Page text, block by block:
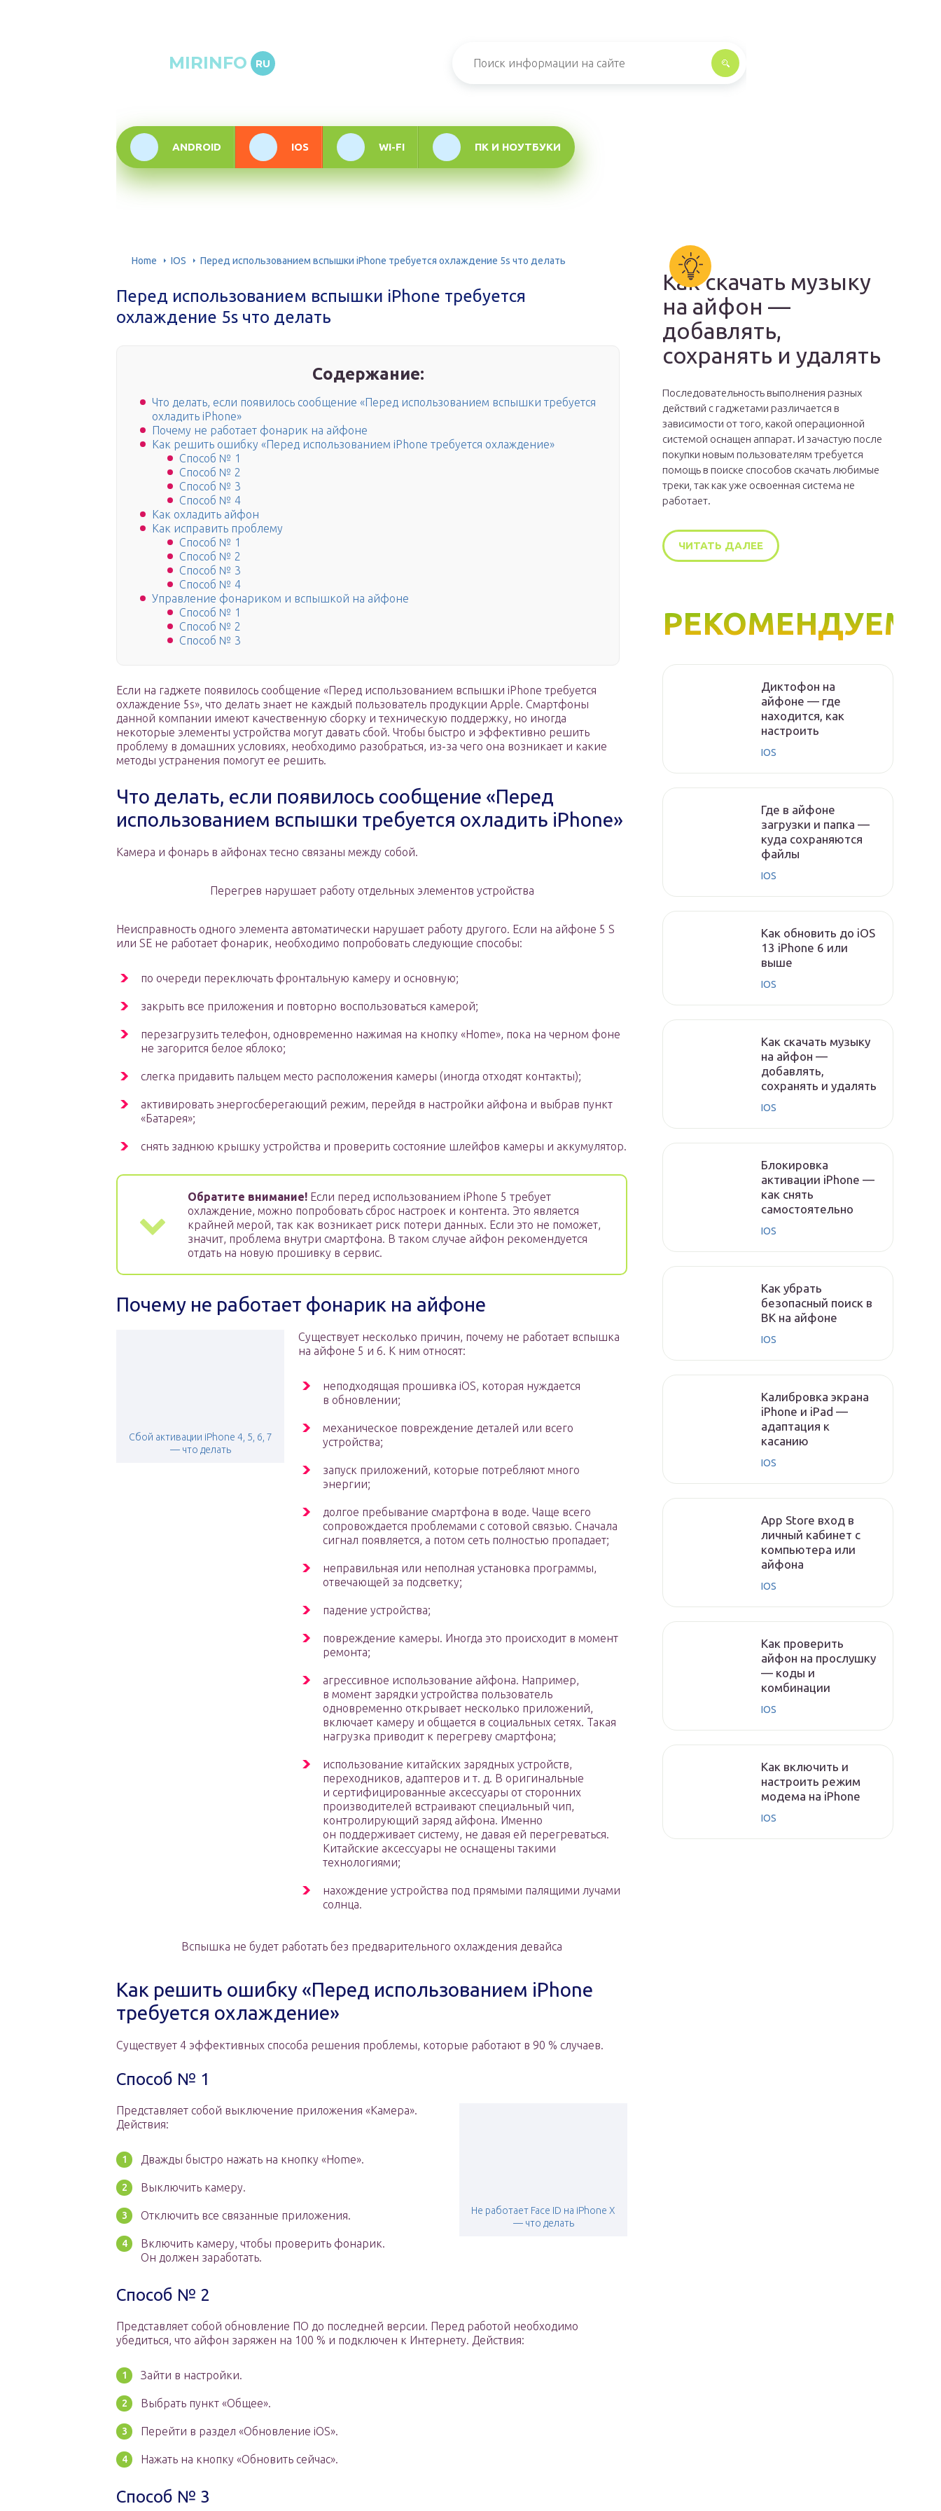
MIRINFO RU
ANDROID IOS WI-FI ПК И НОУТБУКИ
Home IOS Перед использованием вспышки iPhone требуется охлаждение 5s что делать
Перед использованием вспышки iPhone требуется
охлаждение 5s что делать
Содержание:
Что делать, если появилось сообщение «Перед использованием вспышки требуется
охладить iPhone»
Почему не работает фонарик на айфоне
Как решить ошибку «Перед использованием iPhone требуется охлаждение»
Способ № 1
Способ № 2
Способ № 3
Способ № 4
Как охладить айфон
Как исправить проблему
Способ № 1
Способ № 2
Способ № 3
Способ № 4
Управление фонариком и вспышкой на айфоне
Способ № 1
Способ № 2
Способ № 3
Если на гаджете появилось сообщение «Перед использованием вспышки iPhone требуется
охлаждение 5s», что делать знает не каждый пользователь продукции Apple. Смартфоны
данной компании имеют качественную сборку и техническую поддержку, но иногда
некоторые элементы устройства могут давать сбой. Чтобы быстро и эффективно решить
проблему в домашних условиях, необходимо разобраться, из-за чего она возникает и какие
методы устранения помогут ее решить.
Что делать, если появилось сообщение «Перед
использованием вспышки требуется охладить iPhone»
Камера и фонарь в айфонах тесно связаны между собой.
Перегрев нарушает работу отдельных элементов устройства
Неисправность одного элемента автоматически нарушает работу другого. Если на айфоне 5 S
или SE не работает фонарик, необходимо попробовать следующие способы:
по очереди переключать фронтальную камеру и основную;
закрыть все приложения и повторно воспользоваться камерой;
перезагрузить телефон, одновременно нажимая на кнопку «Home», пока на черном фоне
не загорится белое яблоко;
слегка придавить пальцем место расположения камеры (иногда отходят контакты);
активировать энергосберегающий режим, перейдя в настройки айфона и выбрав пункт
«Батарея»;
снять заднюю крышку устройства и проверить состояние шлейфов камеры и аккумулятор.
Обратите внимание! Если перед использованием iPhone 5 требует
охлаждение, можно попробовать сброс настроек и контента. Это является
крайней мерой, так как возникает риск потери данных. Если это не поможет,
значит, проблема внутри смартфона. В таком случае айфон рекомендуется
отдать на новую прошивку в сервис.
Почему не работает фонарик на айфоне
Сбой активации iPhone 4, 5, 6, 7
— что делать
Существует несколько причин, почему не работает вспышка
на айфоне 5 и 6. К ним относят:
неподходящая прошивка iOS, которая нуждается
в обновлении;
механическое повреждение деталей или всего
устройства;
запуск приложений, которые потребляют много
энергии;
долгое пребывание смартфона в воде. Чаще всего
сопровождается проблемами с сотовой связью. Сначала
сигнал появляется, а потом сеть полностью пропадает;
неправильная или неполная установка программы,
отвечающей за подсветку;
падение устройства;
повреждение камеры. Иногда это происходит в момент
ремонта;
агрессивное использование айфона. Например,
в момент зарядки устройства пользователь
одновременно открывает несколько приложений,
включает камеру и общается в социальных сетях. Такая
нагрузка приводит к перегреву смартфона;
использование китайских зарядных устройств,
переходников, адаптеров и т. д. В оригинальные
и сертифицированные аксессуары от сторонних
производителей встраивают специальный чип,
контролирующий заряд айфона. Именно
он поддерживает систему, не давая ей перегреваться.
Китайские аксессуары не оснащены такими
технологиями;
нахождение устройства под прямыми палящими лучами
солнца.
Вспышка не будет работать без предварительного охлаждения девайса
Как решить ошибку «Перед использованием iPhone
требуется охлаждение»
Существует 4 эффективных способа решения проблемы, которые работают в 90 % случаев.
Способ № 1
Не работает Face ID на iPhone X
— что делать
Представляет собой выключение приложения «Камера».
Действия:
Дважды быстро нажать на кнопку «Home».
Выключить камеру.
Отключить все связанные приложения.
Включить камеру, чтобы проверить фонарик.
Он должен заработать.
Способ № 2
Представляет собой обновление ПО до последней версии. Перед работой необходимо
убедиться, что айфон заряжен на 100 % и подключен к Интернету. Действия:
Зайти в настройки.
Выбрать пункт «Общее».
Перейти в раздел «Обновление iOS».
Нажать на кнопку «Обновить сейчас».
Способ № 3
Как скачать музыку
на айфон —
добавлять,
сохранять и удалять
Последовательность выполнения разных
действий с гаджетами различается в
зависимости от того, какой операционной
системой оснащен аппарат. И зачастую после
покупки новым пользователям требуется
помощь в поиске способов скачать любимые
треки, так как уже освоенная система не
работает.
ЧИТАТЬ ДАЛЕЕ
РЕКОМЕНДУЕМ
Диктофон на
айфоне — где
находится, как
настроить
IOS
Где в айфоне
загрузки и папка —
куда сохраняются
файлы
IOS
Как обновить до iOS
13 iPhone 6 или
выше
IOS
Как скачать музыку
на айфон —
добавлять,
сохранять и удалять
IOS
Блокировка
активации iPhone —
как снять
самостоятельно
IOS
Как убрать
безопасный поиск в
ВК на айфоне
IOS
Калибровка экрана
iPhone и iPad —
адаптация к
касанию
IOS
App Store вход в
личный кабинет с
компьютера или
айфона
IOS
Как проверить
айфон на прослушку
— коды и
комбинации
IOS
Как включить и
настроить режим
модема на iPhone
IOS